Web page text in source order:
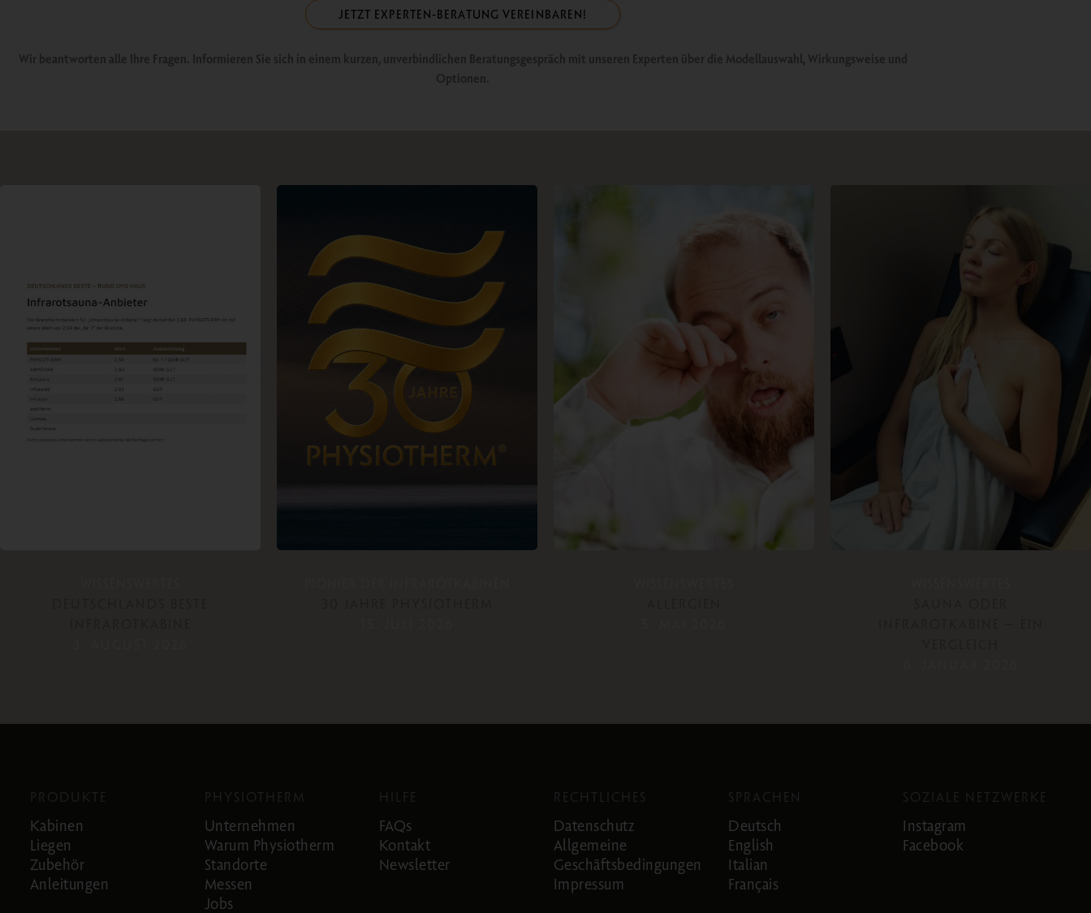
JETZT EXPERTEN-BERATUNG VEREINBAREN!
PRODUKTE
Kabinen
Liegen
Zubehör
Anleitungen
PHYSIOTHERM
Unternehmen
Warum Physiotherm
Standorte
Messen
Jobs
HILFE
FAQs
Kontakt
Newsletter
RECHTLICHES
Datenschutz
Allgemeine
Geschäftsbedingungen
Impressum
SPRACHEN
Deutsch
English
Italian
Français
SOZIALE NETZWERKE
Instagram
Facebook